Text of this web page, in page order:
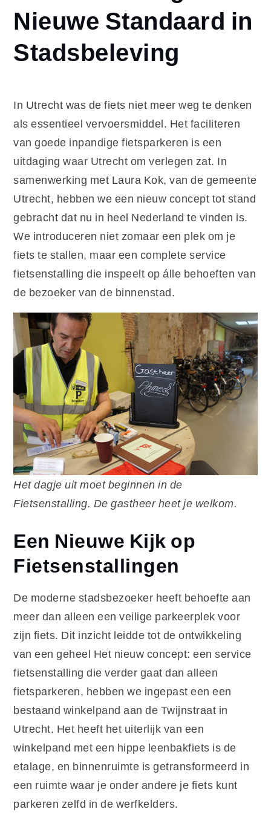
Standaard in
Nieuwe Standaard in
Stadsbeleving
In Utrecht was de fiets niet meer weg te denken
als essentieel vervoersmiddel. Het faciliteren
van goede inpandige fietsparkeren is een
uitdaging waar Utrecht om verlegen zat. In
samenwerking met Laura Kok, van de gemeente
Utrecht, hebben we een nieuw concept tot stand
gebracht dat nu in heel Nederland te vinden is.
We introduceren niet zomaar een plek om je
fiets te stallen, maar een complete service
fietsenstalling die inspeelt op álle behoeften van
de bezoeker van de binnenstad.
Het dagje uit moet beginnen in de
Fietsenstalling. De gastheer heet je welkom.
Een Nieuwe Kijk op
Fietsenstallingen
De moderne stadsbezoeker heeft behoefte aan
meer dan alleen een veilige parkeerplek voor
zijn fiets. Dit inzicht leidde tot de ontwikkeling
van een geheel Het nieuw concept: een service
fietsenstalling die verder gaat dan alleen
fietsparkeren, hebben we ingepast een een
bestaand winkelpand aan de Twijnstraat in
Utrecht. Het heeft het uiterlijk van een
winkelpand met een hippe leenbakfiets is de
etalage, en binnenruimte is getransformeerd in
een ruimte waar je onder andere je fiets kunt
parkeren zelfd in de werfkelders.